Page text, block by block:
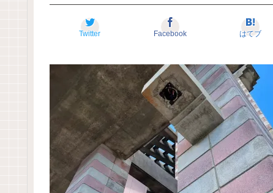
Twitter Facebook はてブ